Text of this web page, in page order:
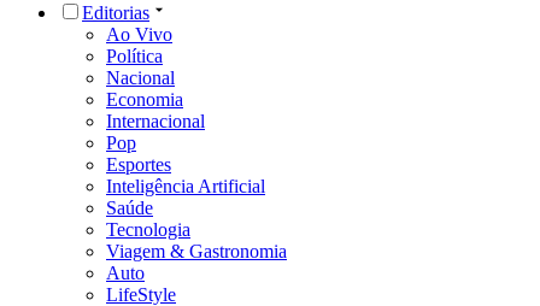
Editorias
Ao Vivo
Política
Nacional
Economia
Internacional
Pop
Esportes
Inteligência Artificial
Saúde
Tecnologia
Viagem & Gastronomia
Auto
LifeStyle